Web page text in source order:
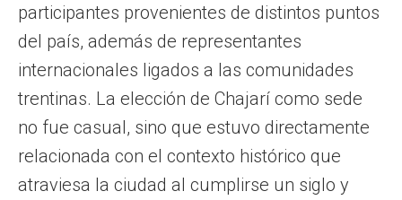
participantes provenientes de distintos puntos
del país, además de representantes
internacionales ligados a las comunidades
trentinas. La elección de Chajarí como sede
no fue casual, sino que estuvo directamente
relacionada con el contexto histórico que
atraviesa la ciudad al cumplirse un siglo y